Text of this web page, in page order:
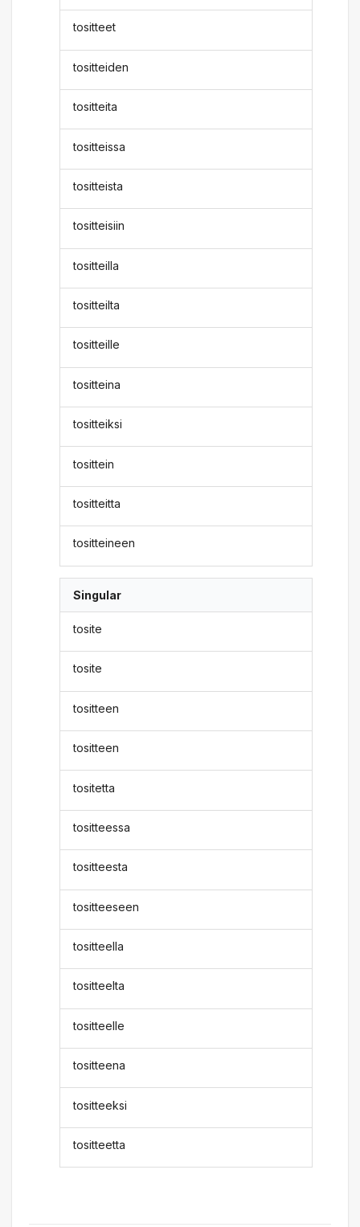
tositteet
tositteiden
tositteita
tositteissa
tositteista
tositteisiin
tositteilla
tositteilta
tositteille
tositteina
tositteiksi
tosittein
tositteitta
tositteineen
Singular
tosite
tosite
tositteen
tositteen
tositetta
tositteessa
tositteesta
tositteeseen
tositteella
tositteelta
tositteelle
tositteena
tositteeksi
tositteetta